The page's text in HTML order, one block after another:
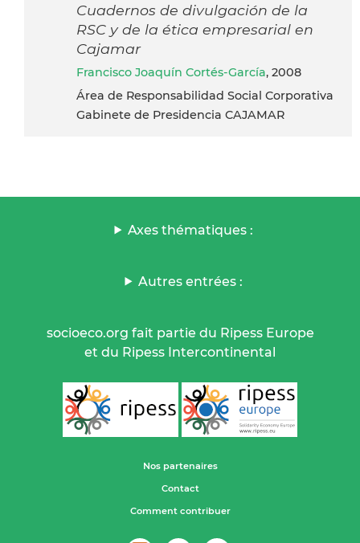
Cuadernos de divulgación de la
RSC y de la ética empresarial en
Cajamar
Francisco Joaquín Cortés-García, 2008
Área de Responsabilidad Social Corporativa
Gabinete de Presidencia CAJAMAR
Axes thématiques :
Autres entrées :
socioeco.org fait partie du Ripess Europe
et du Ripess Intercontinental
Nos partenaires
Contact
Comment contribuer